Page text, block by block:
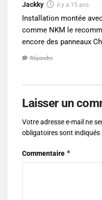
Jackky il y a 15 ans
Installation montée
comme NKM le
encore des panneaux
Répondre
Laisser un
Votre adresse e-mail ne
obligatoires sont indiqués
Commentaire *